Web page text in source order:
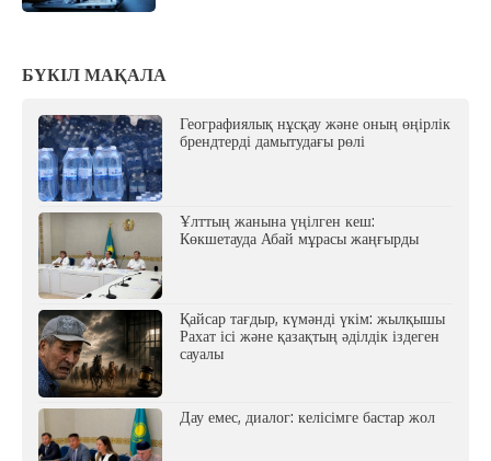
БҮКІЛ МАҚАЛА
Географиялық нұсқау және оның өңірлік
брендтерді дамытудағы рөлі
Ұлттың жанына үңілген кеш:
Көкшетауда Абай мұрасы жаңғырды
Қайсар тағдыр, күмәнді үкім: жылқышы
Рахат ісі және қазақтың әділдік іздеген
сауалы
Дау емес, диалог: келісімге бастар жол